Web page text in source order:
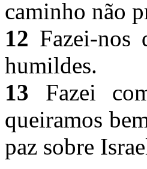
caminho não
12 Fazei-nos
humildes.
13 Fazei
queiramos
paz sobre